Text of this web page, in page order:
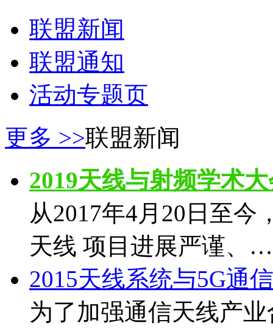
联盟新闻
联盟通知
活动专题页
更多 >>联盟新闻
2019天线与射频学术
从2017年4月20日至今
天线 项目进展严谨
2015天线系统与5G通
为了加强通信天线产